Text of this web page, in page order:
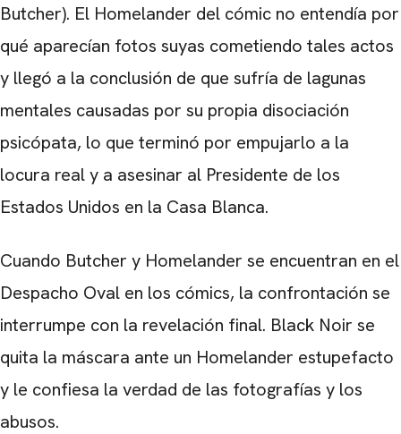
Butcher). El Homelander del cómic no entendía por
qué aparecían fotos suyas cometiendo tales actos
y llegó a la conclusión de que sufría de lagunas
mentales causadas por su propia disociación
psicópata, lo que terminó por empujarlo a la
locura real y a asesinar al Presidente de los
Estados Unidos en la Casa Blanca.
Cuando Butcher y Homelander se encuentran en el
Despacho Oval en los cómics, la confrontación se
interrumpe con la revelación final. Black Noir se
quita la máscara ante un Homelander estupefacto
y le confiesa la verdad de las fotografías y los
abusos.